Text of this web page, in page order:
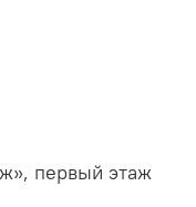
первый этаж